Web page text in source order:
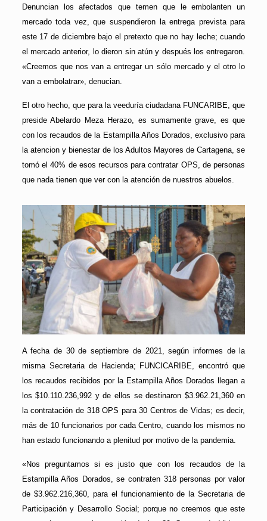
Denuncian los afectados que temen que le embolanten un
mercado toda vez, que suspendieron la entrega prevista para
este 17 de diciembre bajo el pretexto que no hay leche; cuando
el mercado anterior, lo dieron sin atún y después los entregaron.
«Creemos que nos van a entregar un sólo mercado y el otro lo
van a embolatrar», denucian.
El otro hecho, que para la veeduría ciudadana FUNCARIBE, que
preside Abelardo Meza Herazo, es sumamente grave, es que
con los recaudos de la Estampilla Años Dorados, exclusivo para
la atencion y bienestar de los Adultos Mayores de Cartagena, se
tomó el 40% de esos recursos para contratar OPS, de personas
que nada tienen que ver con la atención de nuestros abuelos.
A fecha de 30 de septiembre de 2021, según informes de la
misma Secretaria de Hacienda; FUNCICARIBE, encontró que
los recaudos recibidos por la Estampilla Años Dorados llegan a
los $10.110.236,992 y de ellos se destinaron $3.962.21,360 en
la contratación de 318 OPS para 30 Centros de Vidas; es decir,
más de 10 funcionarios por cada Centro, cuando los mismos no
han estado funcionando a plenitud por motivo de la pandemia.
«Nos preguntamos si es justo que con los recaudos de la
Estampilla Años Dorados, se contraten 318 personas por valor
de $3.962.216,360, para el funcionamiento de la Secretaria de
Participación y Desarrollo Social; porque no creemos que este